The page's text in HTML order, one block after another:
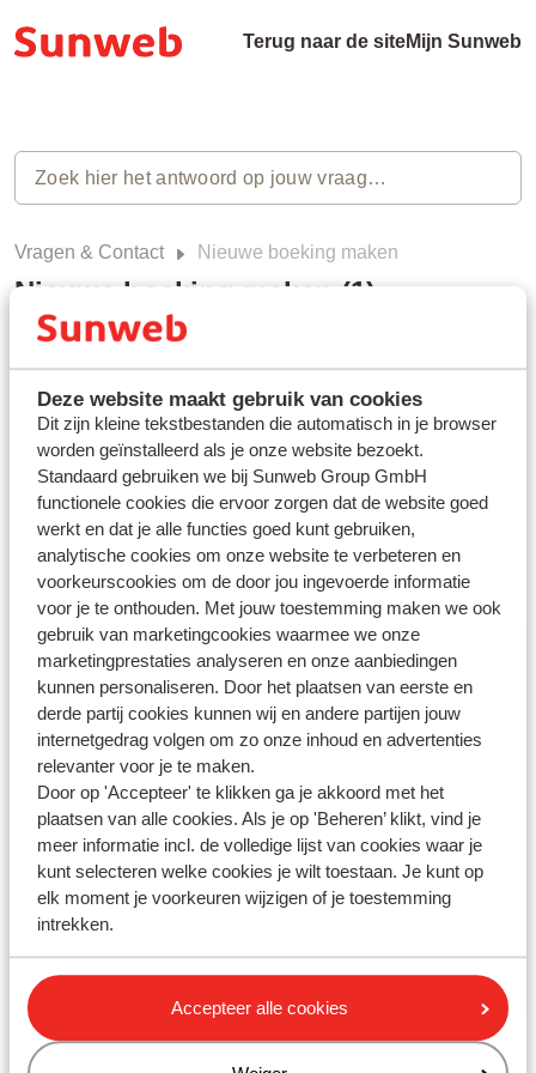
Deze website maakt gebruik van cookies
Dit zijn kleine tekstbestanden die automatisch in je browser
worden geïnstalleerd als je onze website bezoekt.
Standaard gebruiken we bij Sunweb Group GmbH
functionele cookies die ervoor zorgen dat de website goed
werkt en dat je alle functies goed kunt gebruiken,
analytische cookies om onze website te verbeteren en
voorkeurscookies om de door jou ingevoerde informatie
voor je te onthouden. Met jouw toestemming maken we ook
gebruik van marketingcookies waarmee we onze
marketingprestaties analyseren en onze aanbiedingen
kunnen personaliseren. Door het plaatsen van eerste en
derde partij cookies kunnen wij en andere partijen jouw
internetgedrag volgen om zo onze inhoud en advertenties
relevanter voor je te maken.
Door op 'Accepteer' te klikken ga je akkoord met het
plaatsen van alle cookies. Als je op 'Beheren’ klikt, vind je
meer informatie incl. de volledige lijst van cookies waar je
kunt selecteren welke cookies je wilt toestaan. Je kunt op
elk moment je voorkeuren wijzigen of je toestemming
intrekken.
Accepteer alle cookies
Terug naar de siteMijn Sunweb
Vragen & Contact Nieuwe boeking maken
Nieuwe boeking maken (1)
Laatst gewijzigd op Do, 5 Dec, 2024 om 5:38 PM
Heb jij jouw antwoord niet
gevonden?
Whatsapp ons!
WhatsApp ons op het nummer
ons op hetzelfde nummer ook bellen, houd dan
rekening met langere wachttijden.
Openingstijden:
Maandag t/m vrijdag: 09:00-20:00
Zaterdag & zondag: 10:00-17:00
Bekijk afwijkende openingstijden